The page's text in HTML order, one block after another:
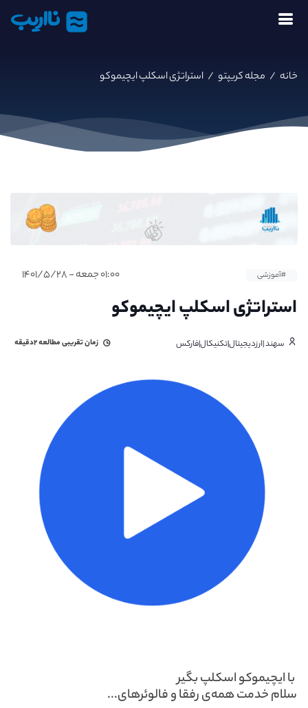
نااریب
خانه / مجله کریپتو / استراتژی اسکلپ ایچیموکو
#آموزشی ۰۱:۰۰ جمعه - ۱۴۰۱/۵/۲۸
استراتژی اسکلپ ایچیموکو
سهند |ارزدیجیتال|تکنیکال|فارکس زمان تقریبی مطالعه۲دقیقه
با ایچیموکو اسکلپ بگیر
سلام خدمت همه‌ی رفقا و فالوئرهای...